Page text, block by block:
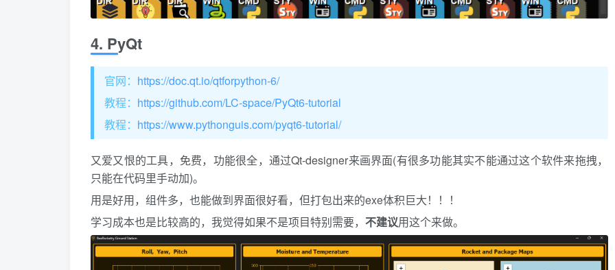
4. PyQt
官网： https://doc.qt.io/qtforpython-6/
教程： https://github.com/LC-space/PyQt6-tutorial
教程： https://www.pythonguis.com/pyqt6-tutorial/
又爱又恨的工具，免费，功能很全，通过Qt-designer来画界面(有很多功能其实不能通过这个软件来拖拽，
只能在代码里手动加)。
用是好用，组件多，也能做到界面很好看，但打包出来的exe体积巨大！！！
学习成本也是比较高的，我觉得如果不是项目特别需要， 不建议用这个来做。